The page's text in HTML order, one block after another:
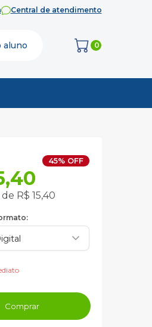
Central de atendimento
aluno 0
45% OFF
R$ 15,40
Comprar